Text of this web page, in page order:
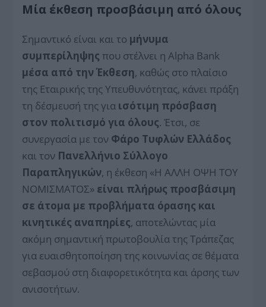
Μία έκθεση προσβάσιμη από όλους
Σημαντικό είναι και το μήνυμα
συμπερίληψης που στέλνει η Alpha Bank
μέσα από την Έκθεση, καθώς στο πλαίσιο
της Εταιρικής της Υπευθυνότητας, κάνει πράξη
τη δέσμευσή της για ισότιμη πρόσβαση
στον πολιτισμό για όλους. Έτσι, σε
συνεργασία με τον Φάρο Τυφλών Ελλάδος
και τον Πανελλήνιο Σύλλογο
Παραπληγικών, η έκθεση «Η ΑΛΛΗ ΟΨΗ ΤΟΥ
ΝΟΜΙΣΜΑΤΟΣ» είναι πλήρως προσβάσιμη
σε άτομα με προβλήματα όρασης και
κινητικές αναπηρίες, αποτελώντας μία
ακόμη σημαντική πρωτοβουλία της Τράπεζας
για ευαισθητοποίηση της κοινωνίας σε θέματα
σεβασμού στη διαφορετικότητα και άρσης των
ανισοτήτων.